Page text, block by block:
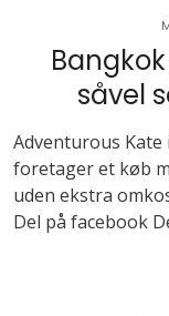
såvel
Adventurous
foretager et køb
uden ekstra
Del på facebook